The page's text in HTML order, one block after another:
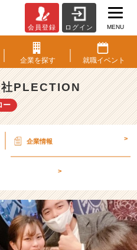
会員登録 ログイン MENU
企業を探す 就職イベント
PLECTION
ー
企業情報 >
>